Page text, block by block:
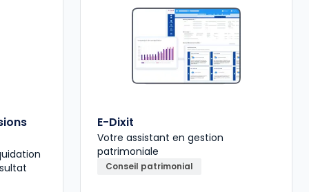
E-Dixit
Votre assistant en gestion
patrimoniale
Conseil patrimonial